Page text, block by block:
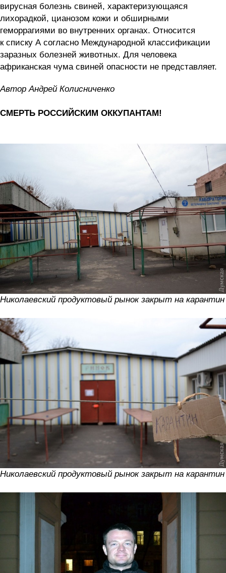
вирусная болезнь свиней, характеризующаяся
лихорадкой, цианозом кожи и обширными
геморрагиями во внутренних органах. Относится
к списку A согласно Международной классификации
заразных болезней животных. Для человека
африканская чума свиней опасности не представляет.
Автор Андрей Колисниченко
СМЕРТЬ РОССИЙСКИМ ОККУПАНТАМ!
Николаевский продуктовый рынок закрыт на карантин
Николаевский продуктовый рынок закрыт на карантин